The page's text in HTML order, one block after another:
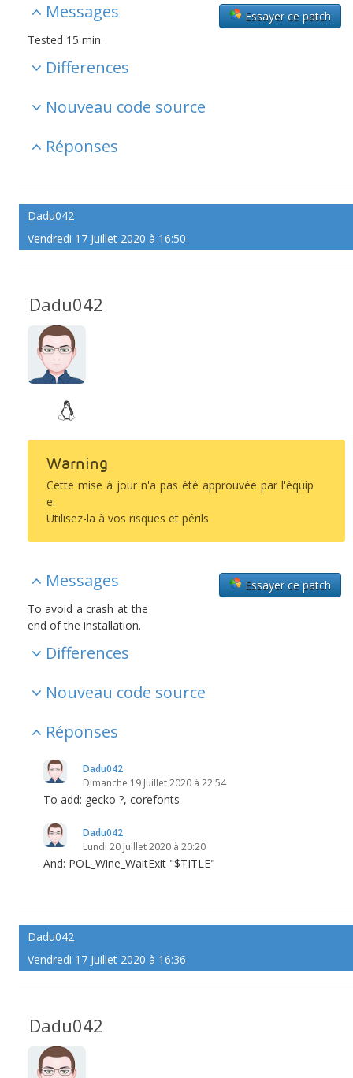
Essayer ce patch
Messages
Tested 15 min.
Differences
Nouveau code source
Réponses
Dadu042
Vendredi 17 Juillet 2020 à 16:50
Dadu042
Warning
Cette mise à jour n'a pas été approuvée par l'équip
e.
Utilisez-la à vos risques et périls
Essayer ce patch
Messages
To avoid a crash at the
end of the installation.
Differences
Nouveau code source
Réponses
Dadu042
Dimanche 19 Juillet 2020 à 22:54
To add: gecko ?, corefonts
Dadu042
Lundi 20 Juillet 2020 à 20:20
And: POL_Wine_WaitExit "$TITLE"
Dadu042
Vendredi 17 Juillet 2020 à 16:36
Dadu042